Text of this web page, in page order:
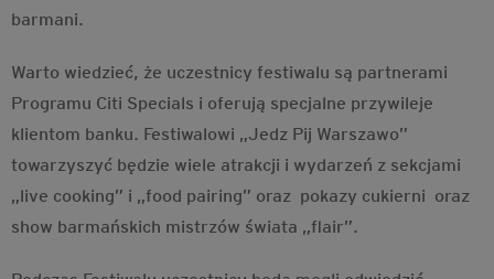
barmani.
Warto wiedzieć, że uczestnicy festiwalu są partnerami
Programu Citi Specials i oferują specjalne przywileje
klientom banku. Festiwalowi „Jedz Pij Warszawo”
towarzyszyć będzie wiele atrakcji i wydarzeń z sekcjami
„live cooking” i „food pairing” oraz pokazy cukierni oraz
show barmańskich mistrzów świata „flair”.